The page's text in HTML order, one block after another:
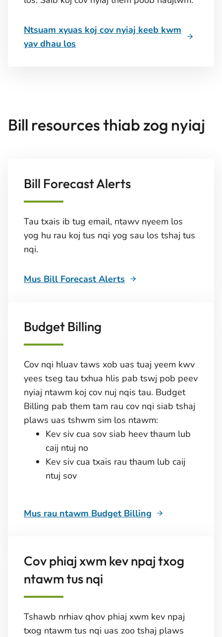
Ntsuam xyuas koj cov nyiaj keeb kwm
yav dhau los
Bill resources thiab zog nyiaj
Bill Forecast Alerts
Tau txais ib tug email, ntawv nyeem los
yog hu rau koj tus nqi yog sau los tshaj tus
nqi.
Mus Bill Forecast Alerts
Budget Billing
Cov nqi hluav taws xob uas tuaj yeem kwv
yees tseg tau txhua hlis pab tswj pob peev
nyiaj ntawm koj cov nuj nqis tau. Budget
Billing pab them tam rau cov nqi siab tshaj
plaws uas tshwm sim los ntawm:
Kev siv cua sov siab heev thaum lub
caij ntuj no
Kev siv cua txais rau thaum lub caij
ntuj sov
Mus rau ntawm Budget Billing
Cov phiaj xwm kev npaj txog
ntawm tus nqi
Tshawb nrhiav qhov phiaj xwm kev npaj
txog ntawm tus nqi uas zoo tshaj plaws